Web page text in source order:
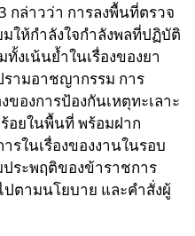
กล่าวว่า การลงพื้นที่ตรวจ
ให้กำลังใจกำลังพลที่ปฏิบัติ
งเน้นย้ำในเรื่องของยา
รามอาชญากรรม การ
ของการป้องกันเหตุทะเลาะ
อยในพื้นที่ พร้อมฝาก
ในเรื่องของงานในรอบ
ระพฤติของข้าราชการ
ตามนโยบาย และคำสั่งผู้